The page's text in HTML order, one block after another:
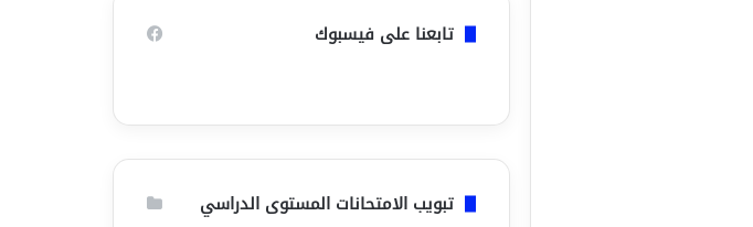
تابعنا على فيسبوك
تبويب الامتحانات المستوى الدراسي